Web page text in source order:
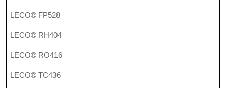
LECO® FP528
LECO® RH404
LECO® RO416
LECO® TC436